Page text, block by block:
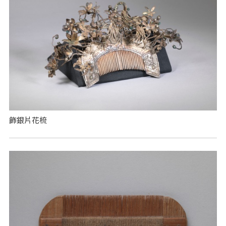
飾銀片花梳